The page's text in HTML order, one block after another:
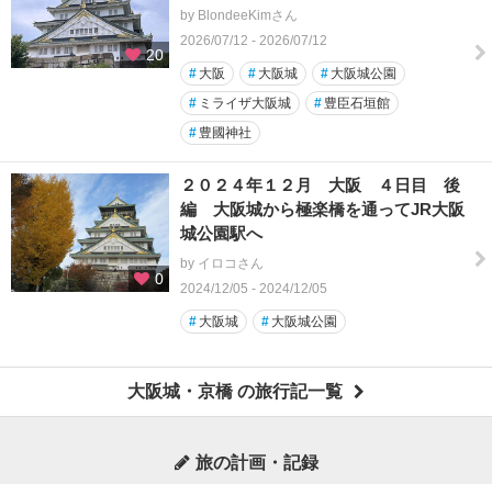
20
by BlondeeKimさん
2026/07/12 - 2026/07/12
# 大阪 # 大阪城 # 大阪城公園
# ミライザ大阪城 # 豊臣石垣館
# 豊國神社
0
２０２４年１２月 大阪 ４日目 後
編 大阪城から極楽橋を通ってJR大阪
城公園駅へ
by イロコさん
2024/12/05 - 2024/12/05
# 大阪城 # 大阪城公園
大阪城・京橋 の旅行記一覧
旅の計画・記録